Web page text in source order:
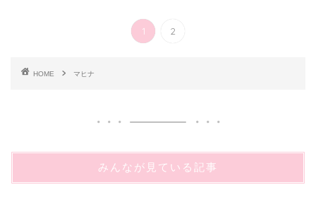
1 2
HOME マヒナ
みんなが見ている記事